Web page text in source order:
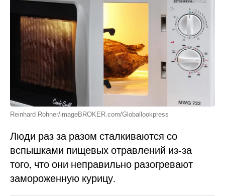
Reinhard Rohner/imageBROKER.com/Globallookpress
Люди раз за разом сталкиваются со
вспышками пищевых отравлений из-за
того, что они неправильно разогревают
замороженную курицу.